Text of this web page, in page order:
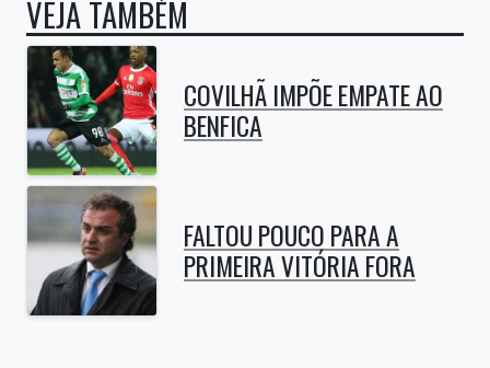
VEJA TAMBÉM
COVILHÃ IMPÕE EMPATE AO
BENFICA
FALTOU POUCO PARA A
PRIMEIRA VITÓRIA FORA